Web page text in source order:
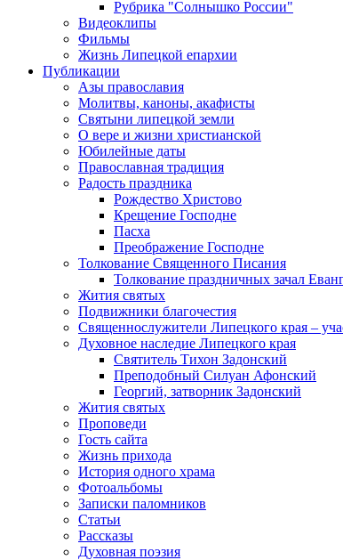
Рубрика "Солнышко России"
Видеоклипы
Фильмы
Жизнь Липецкой епархии
Публикации
Азы православия
Молитвы, каноны, акафисты
Святыни липецкой земли
О вере и жизни христианской
Юбилейные даты
Православная традиция
Радость праздника
Рождество Христово
Крещение Господне
Пасха
Преображение Господне
Толкование Священного Писания
Толкование праздничных зачал
Жития святых
Подвижники благочестия
Священнослужители Липецкого края –
Духовное наследие Липецкого края
Святитель Тихон Задонский
Преподобный Силуан Афонский
Георгий, затворник Задонский
Жития святых
Проповеди
Гость сайта
Жизнь прихода
История одного храма
Фотоальбомы
Записки паломников
Статьи
Рассказы
Духовная поэзия